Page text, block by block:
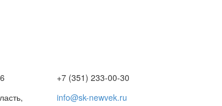
+7 (351) 233-00-30
info@sk-newvek.ru